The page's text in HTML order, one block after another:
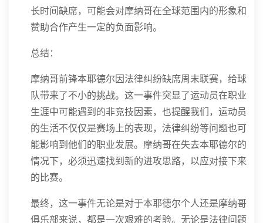
长时间缺席，可能会对摩纳哥在全球范围内的形象和
赞助合作产生一定的负面影响。
总结：
摩纳哥前锋本耶德尔因法律纠纷缺席周末联赛，给球
队带来了不小的挑战。这一事件突显了运动员在职业
生涯中可能遇到的非竞技因素，也提醒我们，运动员
的生活不仅仅是赛场上的表现，法律纠纷等问题也可
能影响到他们的职业发展。摩纳哥在失去本耶德尔的
情况下，必须迅速找到新的进攻思路，以应对接下来
的比赛。
最终，这一事件无论是对于本耶德尔个人还是摩纳哥
俱乐部来说，都是一次艰难的考验。无论是法律问题